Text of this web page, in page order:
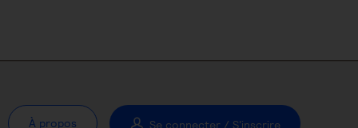
À propos Se connecter / S'inscrire